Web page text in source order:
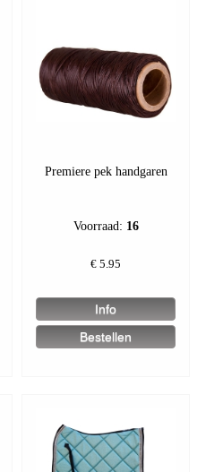
Premiere pek handgaren
Voorraad: 16
€5.95